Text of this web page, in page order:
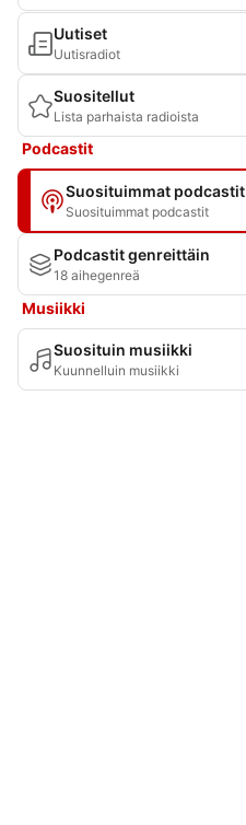
Uutiset
Uutisradiot
Suositellut
Lista parhaista radioista
Podcastit
Suosituimmat podcastit
Suosituimmat podcastit
Podcastit genreittäin
18 aihegenreä
Musiikki
Suosituin musiikki
Kuunnelluin musiikki